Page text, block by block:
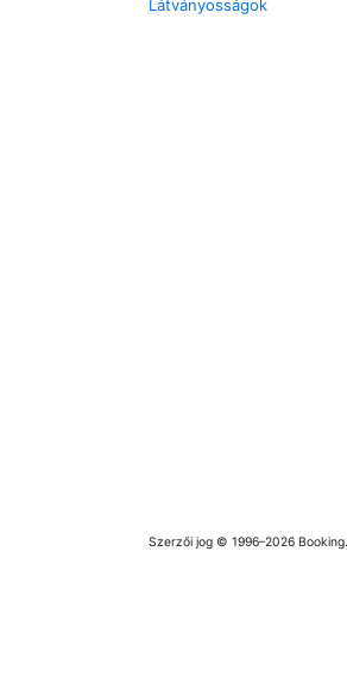
Látványosságok
Szerzői jog © 1996–2026